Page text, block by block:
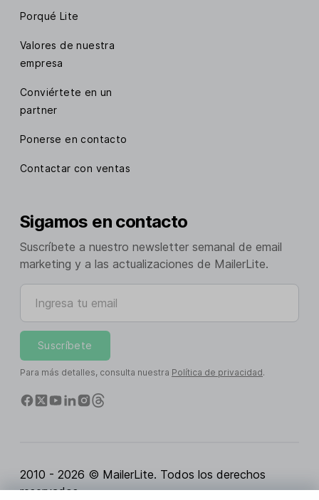
Porqué Lite
Valores de nuestra
empresa
Conviértete en un
partner
Ponerse en contacto
Contactar con ventas
Sigamos en contacto
Suscríbete a nuestro newsletter semanal de email
marketing y a las actualizaciones de MailerLite.
Ingresa tu email
Suscríbete
Para más detalles, consulta nuestra Política de privacidad.
2010 - 2026 © MailerLite. Todos los derechos
reservados.